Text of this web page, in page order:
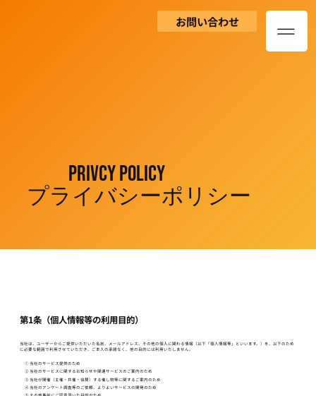
お問い合わせ
PRIVCY POLICY
プライバシー​ポリシー
第1条（個人情報等の利用目的）
当社は、ユーザーからご提供いただいた名前、メールアドレス、その他の個人に関わる情報（以下「個人情報等」といいます。）を、以下のため
に必要な範囲で利用させていただき、ご本人の承諾なく、他の目的には利用いたしません。
① 当社のサービス提供のため
② 当社のサービスに関するお知らせや関連サービスのご案内のため
③ 当社が開催（主催・共催・協賛）する催し物等に関するご案内のため
④ 当社のアンケート調査等のご依頼、よりよいサービスの開発のため